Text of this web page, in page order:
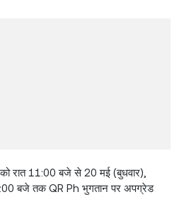
रात 11:00 बजे से 20 मई (बुधवार),
बजे तक QR Ph भुगतान पर अपग्रेड